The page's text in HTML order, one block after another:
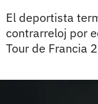
El deportista
contrarreloj por
Tour de Francia